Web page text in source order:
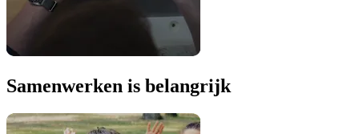
Samenwerken is belangrijk